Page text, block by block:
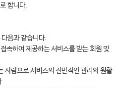
강
항
식
기
합니다.
음과 같습니다.
속하여 제공하는 서비스를 받는 회원 및
사람으로 서비스의 전반적인 관리와 원활